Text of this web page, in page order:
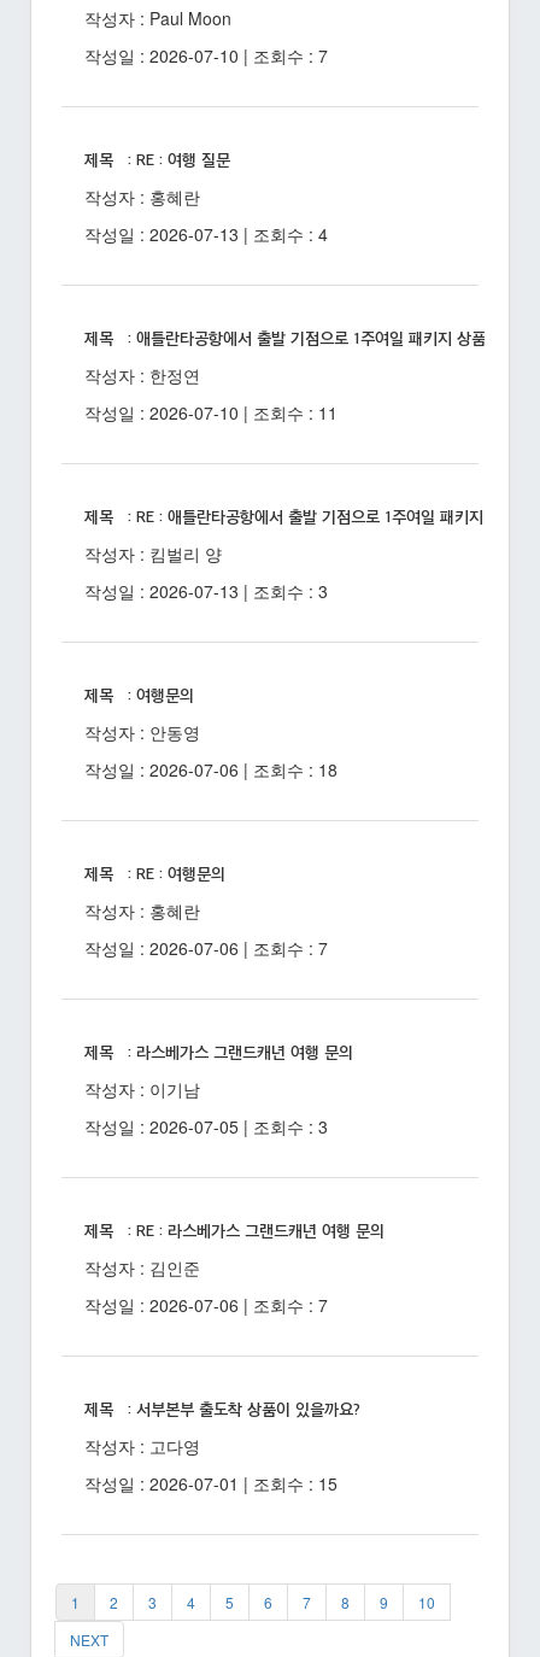
작성자 : Paul Moon
작성일 : 2026-07-10 | 조회수 : 7
제목 : RE : 여행 질문
작성자 : 홍혜란
작성일 : 2026-07-13 | 조회수 : 4
제목 : 애틀란타공항에서 출발 기점으로 1주여일 패키지 상품 있을까
작성자 : 한정연
작성일 : 2026-07-10 | 조회수 : 11
제목 : RE : 애틀란타공항에서 출발 기점으로 1주여일 패키지 상품 있
작성자 : 킴벌리 양
작성일 : 2026-07-13 | 조회수 : 3
제목 : 여행문의
작성자 : 안동영
작성일 : 2026-07-06 | 조회수 : 18
제목 : RE : 여행문의
작성자 : 홍혜란
작성일 : 2026-07-06 | 조회수 : 7
제목 : 라스베가스 그랜드캐년 여행 문의
작성자 : 이기남
작성일 : 2026-07-05 | 조회수 : 3
제목 : RE : 라스베가스 그랜드캐년 여행 문의
작성자 : 김인준
작성일 : 2026-07-06 | 조회수 : 7
제목 : 서부본부 출도착 상품이 있을까요?
작성자 : 고다영
작성일 : 2026-07-01 | 조회수 : 15
1 2 3 4 5 6 7 8 9
10
NEXT